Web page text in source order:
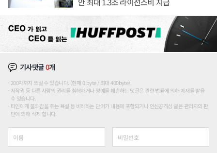
기사댓글0개
200자까지 쓰실 수 있습니다. (현재 0 byte / 최대 400byte)
저작권 등 다른 사람의 권리를 침해하거나 명예를 훼손하는 댓글은 관련 법률에 의해 제재를 받을
수 있습니다.
타인에게 불쾌감을 주는 욕설 등 비하하는 단어가 내용에 포함되거나 인신공격성 글은 관리자의 판
단에 의해 삭제 합니다.